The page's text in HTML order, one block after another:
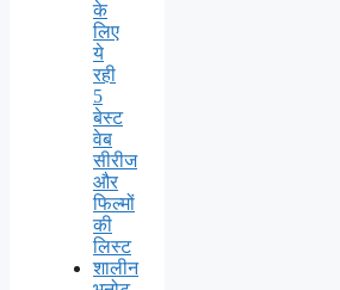
के
लिए
ये
रही
5
बेस्ट
वेब
सीरीज
और
फिल्मों
की
लिस्ट
शालीन